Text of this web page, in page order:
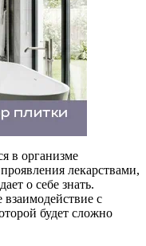
в организме
лекарствами,
о себе знать.
с
будет сложно